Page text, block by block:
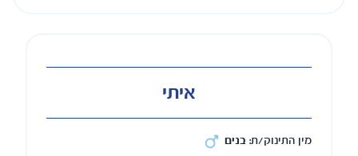
איתי
מין התינוק/ת: בנים